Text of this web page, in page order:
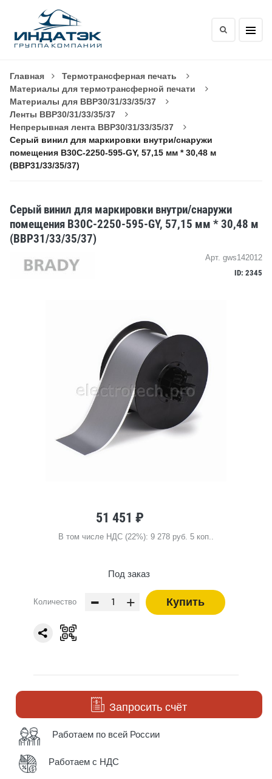
Главная
Термотрансферная печать
Материалы для термотрансферной печати
Материалы для BBP30/31/33/35/37
Ленты BBP30/31/33/35/37
Непрерывная лента BBP30/31/33/35/37
Серый винил для маркировки внутри/снаружи
помещения B30C-2250-595-GY, 57,15 мм * 30,48 м
(BBP31/33/35/37)
Серый винил для маркировки внутри/снаружи
помещения B30C-2250-595-GY, 57,15 мм * 30,48 м
(BBP31/33/35/37)
Арт. gws142012
ID: 2345
51 451 ₽
В том числе НДС (22%): 9 278 руб. 5 коп..
Под заказ
Количество - + Купить
Запросить счёт
Работаем по всей России
Работаем с НДС